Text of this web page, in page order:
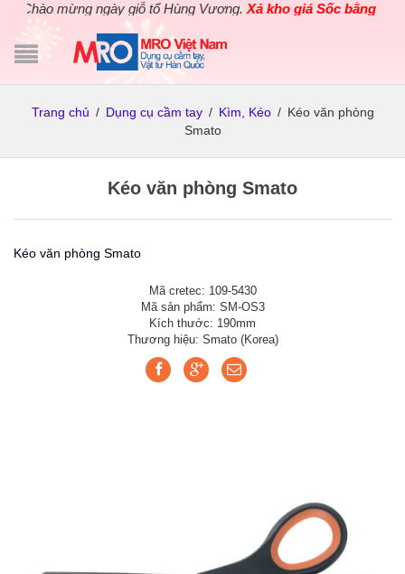
Chào mừng ngày giỗ tổ Hùng Vương.Xả kho giá Sốc bằng giá
Trang chủ / Dụng cụ cầm tay / Kìm, Kéo / Kéo văn phòng
Smato
Kéo văn phòng Smato
Kéo văn phòng Smato
Mã cretec: 109-5430
Mã sản phẩm: SM-OS3
Kích thước: 190mm
Thương hiệu: Smato (Korea)